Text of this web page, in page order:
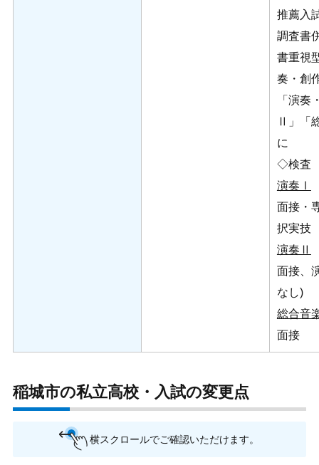
推薦入
調査書
書重視
奏・創
「演奏
Ⅱ」「
に
◇検査
演奏Ⅰ
面接・
択実技
演奏Ⅱ
面接、
なし)
総合音
面接
稲城市の私立高校・入試の変更点
横スクロールでご確認いただけます。